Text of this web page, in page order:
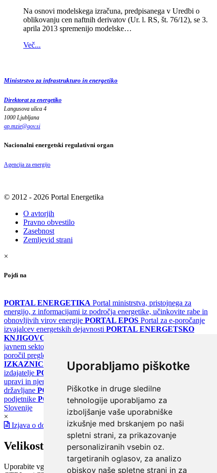
Uporabljamo piškotke
Piškotke in druge sledilne
tehnologije uporabljamo za
izboljšanje vaše uporabniške
izkušnje med brskanjem po naši
spletni strani, za prikazovanje
personaliziranih vsebin oz.
targetiranih oglasov, za analizo
obiskov naše spletne strani in za
Na osnovi modelskega izračuna, predpisanega v Uredbi o
oblikovanju cen naftnih derivatov (Ur. l. RS, št. 76/12), se 3.
aprila 2013 spremenijo modelske…
Več...
Ministrstvo za infrastrukturo in energetiko
Direktorat za energetiko
Langusova ulica 4
1000 Ljubljana
gp.mzie@gov.si
Nacionalni energetski regulativni organ
Agencija za energijo
© 2012 - 2026 Portal Energetika
O avtorjih
Pravno obvestilo
Zasebnost
Zemljevid strani
×
Pojdi na
PORTAL ENERGETIKA Portal ministrstva, pristojnega za
energijo, z informacijami iz področja energetike, učinkovite rabe in
obnovljivih virov energije PORTAL EPOS Portal za e-poročanje
izvajalcev energetskih dejavnosti PORTAL ENERGETSKO
KNJIGOVODSTVO
javnem sektorju
poročil pregledov klimatskih sistemov
IZKAZNICE
Register energetskih izkaznic - za izdelovalce in
izdajatelje PORTAL GOV.SI Osrednje spletno mesto o državni
upravi in njenih storitvah
državljane PORTAL SPOT Državni portal za podjetja in
podjetnike PORTAL OPSI Državni portal odprtih podatkov
Slovenije
×
Izjava o dostopnosti
Velikost pisave
Uporabite vgrajeno funkcijo brskalnika